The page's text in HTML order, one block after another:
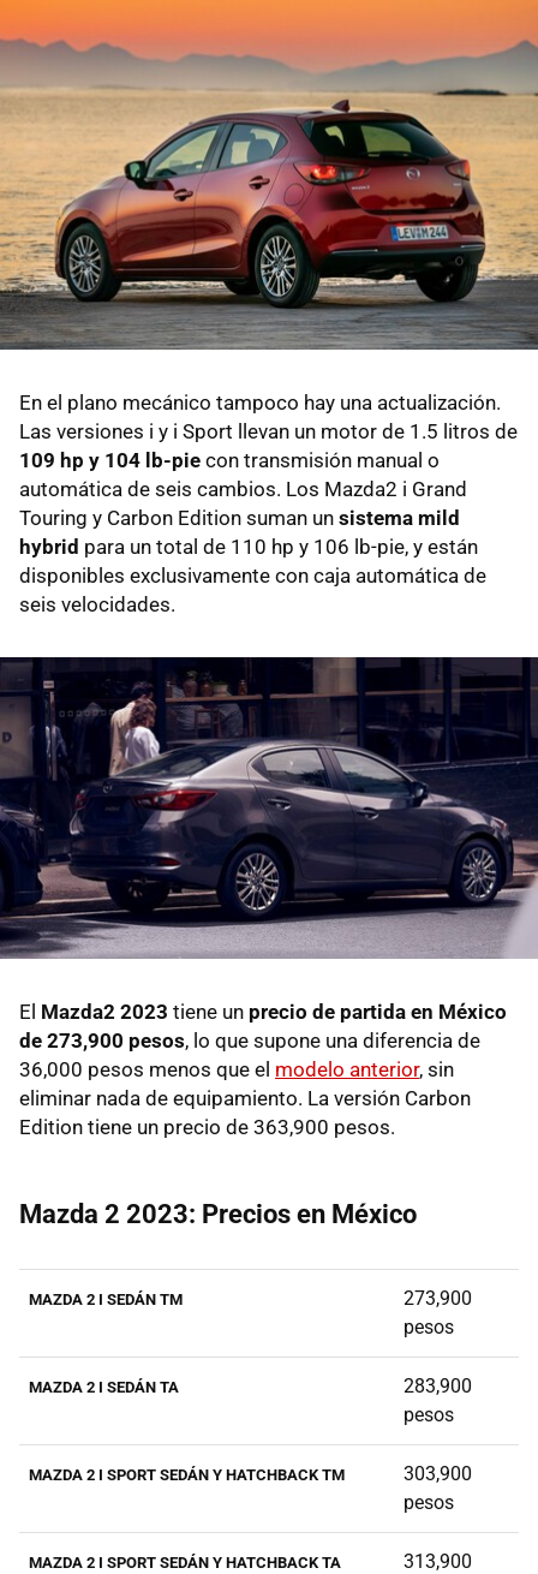
En el plano mecánico tampoco hay una actualización.
Las versiones i y i Sport llevan un motor de 1.5 litros de
109 hp y 104 lb-pie con transmisión manual o
automática de seis cambios. Los Mazda2 i Grand
Touring y Carbon Edition suman un sistema mild
hybrid para un total de 110 hp y 106 lb-pie, y están
disponibles exclusivamente con caja automática de
seis velocidades.
El Mazda2 2023 tiene un precio de partida en México
de 273,900 pesos, lo que supone una diferencia de
36,000 pesos menos que el modelo anterior, sin
eliminar nada de equipamiento. La versión Carbon
Edition tiene un precio de 363,900 pesos.
Mazda 2 2023: Precios en México
MAZDA 2 I SEDÁN TM
273,900
pesos
MAZDA 2 I SEDÁN TA
283,900
pesos
MAZDA 2 I SPORT SEDÁN Y HATCHBACK TM
303,900
pesos
MAZDA 2 I SPORT SEDÁN Y HATCHBACK TA
313,900